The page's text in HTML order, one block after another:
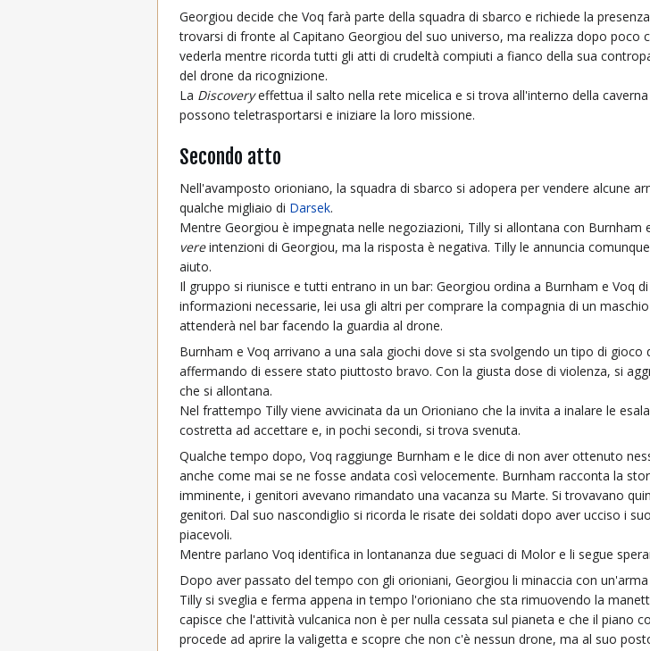
Georgiou decide che Voq farà parte della squadra di sbarco e richiede la
trovarsi di fronte al Capitano Georgiou del suo universo, ma realizza dopo poco
vederla mentre ricorda tutti gli atti di crudeltà compiuti a fianco della sua
del drone da ricognizione.
La Discoveryeffettua il salto nella rete micelica e si trova all'interno della caverna
possono teletrasportarsi e iniziare la loro missione.
Secondo atto
Nell'avamposto orioniano, la squadra di sbarco si adopera per vendere alcune
qualche migliaio di Darsek.
Mentre Georgiou è impegnata nelle negoziazioni, Tilly si allontana con
vereintenzioni di Georgiou, ma la risposta è negativa. Tilly le annuncia
aiuto.
Il gruppo si riunisce e tutti entrano in un bar: Georgiou ordina a Burnham e Voq
informazioni necessarie, lei usa gli altri per comprare la compagnia di un
attenderà nel bar facendo la guardia al drone.
Burnham e Voq arrivano a una sala giochi dove si sta svolgendo un tipo di gioco
affermando di essere stato piuttosto bravo. Con la giusta dose di violenza, si
che si allontana.
Nel frattempo Tilly viene avvicinata da un Orioniano che la invita a inalare le
costretta ad accettare e, in pochi secondi, si trova svenuta.
Qualche tempo dopo, Voq raggiunge Burnham e le dice di non aver ottenuto
anche come mai se ne fosse andata così velocemente. Burnham racconta la
imminente, i genitori avevano rimandato una vacanza su Marte. Si trovavano
genitori. Dal suo nascondiglio si ricorda le risate dei soldati dopo aver ucciso i
piacevoli.
Mentre parlano Voq identifica in lontananza due seguaci di Molor e li segue
Dopo aver passato del tempo con gli orioniani, Georgiou li minaccia con
Tilly si sveglia e ferma appena in tempo l'orioniano che sta rimuovendo la
capisce che l'attività vulcanica non è per nulla cessata sul pianeta e che il
procede ad aprire la valigetta e scopre che non c'è nessun drone, ma al suo